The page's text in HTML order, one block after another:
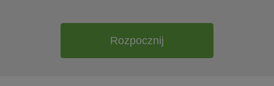
Rozpocznij